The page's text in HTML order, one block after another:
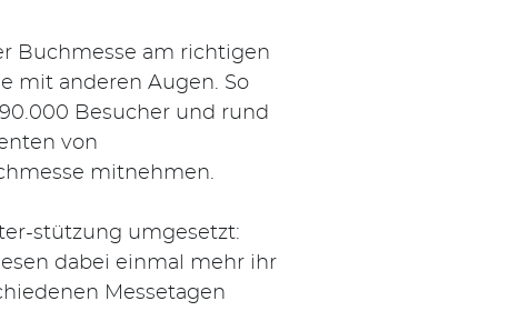
Buchmesse am richtigen
mit anderen Augen. So
Besucher und rund
von
mitnehmen.
stützung umgesetzt:
dabei einmal mehr ihr
Messetagen